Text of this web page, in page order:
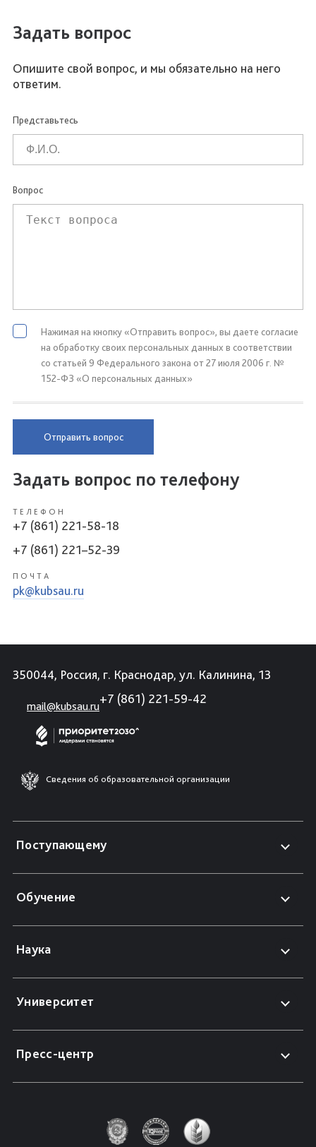
Задать вопрос
Опишите свой вопрос, и мы обязательно на него
ответим.
Представьтесь
Вопрос
Нажимая на кнопку «Отправить вопрос», вы даете согласие
на обработку своих персональных данных в соответствии
со статьей 9 Федерального закона от 27 июля 2006 г. №
152-ФЗ «О персональных данных»
Отправить вопрос
Задать вопрос по телефону
ТЕЛЕФОН
+7 (861) 221-58-18
+7 (861) 221–52-39
ПОЧТА
pk@kubsau.ru
350044, Россия, г. Краснодар, ул. Калинина, 13
mail@kubsau.ru
+7 (861) 221-59-42
Сведения об образовательной организации
Поступающему
Обучение
Наука
Университет
Пресс-центр